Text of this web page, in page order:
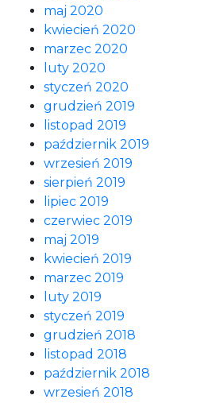
maj 2020
kwiecień 2020
marzec 2020
luty 2020
styczeń 2020
grudzień 2019
listopad 2019
październik 2019
wrzesień 2019
sierpień 2019
lipiec 2019
czerwiec 2019
maj 2019
kwiecień 2019
marzec 2019
luty 2019
styczeń 2019
grudzień 2018
listopad 2018
październik 2018
wrzesień 2018